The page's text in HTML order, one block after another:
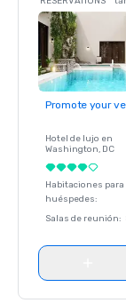
Promote your
Hotel de lujo en
Washington, DC
Habitaciones para
huéspedes:
Salas de reunión: